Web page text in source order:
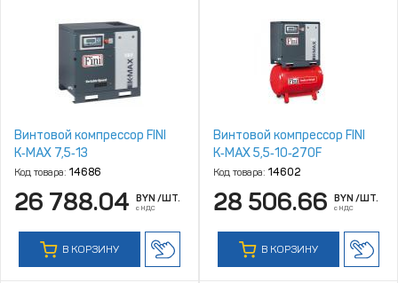
Винтовой компрессор FINI
K‑MAX 7,5‑13
Код товара: 14686
26 788.04 BYN /ШТ.
с НДС
В КОРЗИНУ
Винтовой компрессор FINI
K‑MAX 5,5‑10‑270F
Код товара: 14602
28 506.66 BYN /ШТ.
с НДС
В КОРЗИНУ